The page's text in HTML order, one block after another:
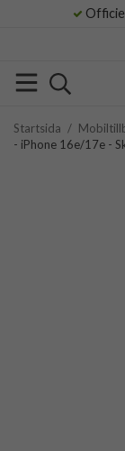
Startsida /
- iPhone 16e/17e -